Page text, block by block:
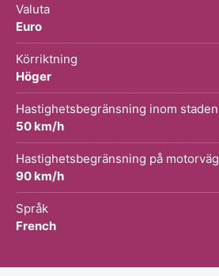
Valuta
Euro
Körriktning
Höger
Hastighetsbegränsning inom staden
50 km/h
Hastighetsbegränsning på motorväg
90 km/h
Språk
French